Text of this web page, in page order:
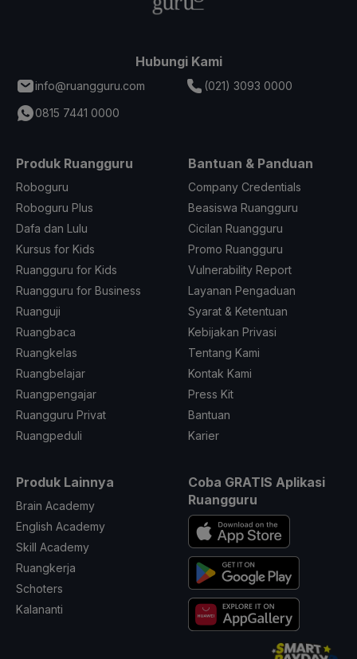
Hubungi Kami
info@ruangguru.com
(021) 3093 0000
0815 7441 0000
Produk Ruangguru
Roboguru
Roboguru Plus
Dafa dan Lulu
Kursus for Kids
Ruangguru for Kids
Ruangguru for Business
Ruanguji
Ruangbaca
Ruangkelas
Ruangbelajar
Ruangpengajar
Ruangguru Privat
Ruangpeduli
Bantuan & Panduan
Company Credentials
Beasiswa Ruangguru
Cicilan Ruangguru
Promo Ruangguru
Vulnerability Report
Layanan Pengaduan
Syarat & Ketentuan
Kebijakan Privasi
Tentang Kami
Kontak Kami
Press Kit
Bantuan
Karier
Produk Lainnya
Brain Academy
English Academy
Skill Academy
Ruangkerja
Schoters
Kalananti
Coba GRATIS Aplikasi
Ruangguru